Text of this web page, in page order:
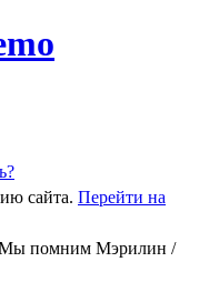
сайта. Перейти на
помним Мэрилин /